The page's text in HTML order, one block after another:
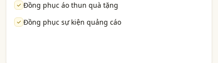
Đồng phục áo thun quà tặng
Đồng phục sự kiện quảng cáo